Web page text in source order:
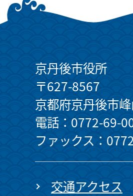
京丹後市役所
〒627-8567
京都府京丹後市
電話：0772-69-
ファックス：
交通アクセス